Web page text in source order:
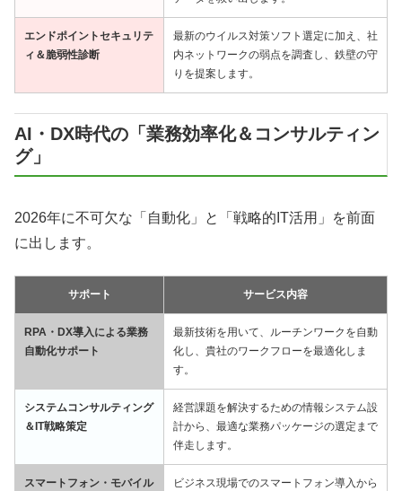
エンドポイントセキュリテ
ィ＆脆弱性診断
最新のウイルス対策ソフト選定に加え、社
内ネットワークの弱点を調査し、鉄壁の守
りを提案します。
AI・DX時代の「業務効率化＆コンサルティン
グ」
2026年に不可欠な「自動化」と「戦略的IT活用」を前面
に出します。
サポート サービス内容
RPA・DX導入による業務
自動化サポート
最新技術を用いて、ルーチンワークを自動
化し、貴社のワークフローを最適化しま
す。
システムコンサルティング
＆IT戦略策定
経営課題を解決するための情報システム設
計から、最適な業務パッケージの選定まで
伴走します。
スマートフォン・モバイル
ビジネス現場でのスマートフォン導入から